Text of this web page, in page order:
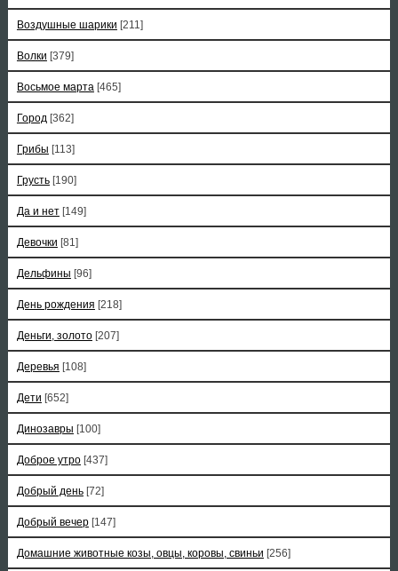
Воздушные шарики [211]
Волки [379]
Восьмое марта [465]
Город [362]
Грибы [113]
Грусть [190]
Да и нет [149]
Девочки [81]
Дельфины [96]
День рождения [218]
Деньги, золото [207]
Деревья [108]
Дети [652]
Динозавры [100]
Доброе утро [437]
Добрый день [72]
Добрый вечер [147]
Домашние животные козы, овцы, коровы, свиньи [256]